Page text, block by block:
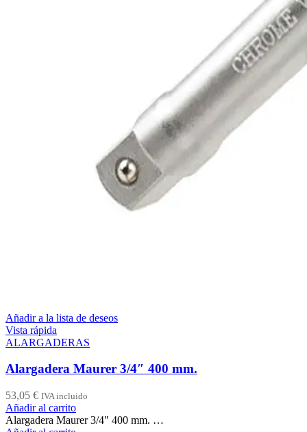
Añadir a la lista de deseos
Vista rápida
ALARGADERAS
Alargadera Maurer 3/4″ 400 mm.
53,05 € IVA incluido
Añadir al carrito
Alargadera Maurer 3/4" 400 mm. …